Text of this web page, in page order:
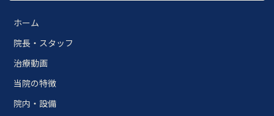
ホーム
院長・スタッフ
治療動画
当院の特徴
院内・設備